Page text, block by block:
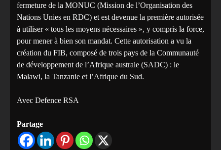
fermeture de la MONUC (Mission de l’Organisation des
Nations Unies en RDC) et est devenue la première autorisée
à utiliser « tous les moyens nécessaires », y compris la force,
pour mener à bien son mandat. Cette autorisation a vu la
création du FIB, composé de trois pays de la Communauté
de développement de l’Afrique australe (SADC) : le
Malawi, la Tanzanie et l’Afrique du Sud.
Avec Defence RSA
Partage